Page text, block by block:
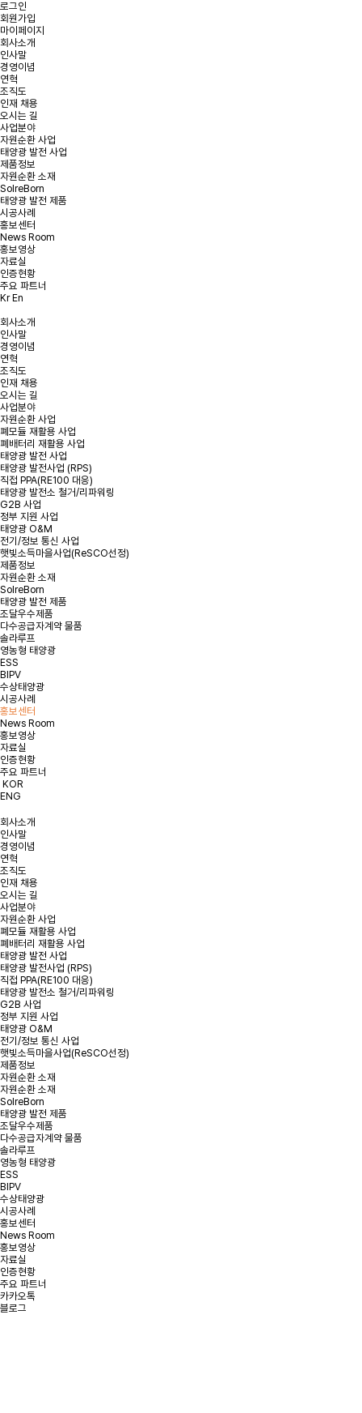
로그인
회원가입
마이페이지
회사소개
인사말
경영이념
연혁
조직도
인재 채용
오시는 길
사업분야
자원순환 사업
태양광 발전 사업
제품정보
자원순환 소재
SolreBorn
태양광 발전 제품
시공사례
홍보센터
News Room
홍보영상
자료실
인증현황
주요 파트너
Kr En
회사소개
인사말
경영이념
연혁
조직도
인재 채용
오시는 길
사업분야
자원순환 사업
폐모듈 재활용 사업
폐배터리 재활용 사업
태양광 발전 사업
태양광 발전사업 (RPS)
직접 PPA(RE100 대응)
태양광 발전소 철거/리파워링
G2B 사업
정부 지원 사업
태양광 O&M
전기/정보 통신 사업
햇빛소득마을사업(ReSCO선정)
제품정보
자원순환 소재
SolreBorn
태양광 발전 제품
조달우수제품
다수공급자계약 물품
솔라루프
영농형 태양광
ESS
BIPV
수상태양광
시공사례
홍보센터
News Room
홍보영상
자료실
인증현황
주요 파트너
KOR
ENG
회사소개
인사말
경영이념
연혁
조직도
인재 채용
오시는 길
사업분야
자원순환 사업
폐모듈 재활용 사업
폐배터리 재활용 사업
태양광 발전 사업
태양광 발전사업 (RPS)
직접 PPA(RE100 대응)
태양광 발전소 철거/리파워링
G2B 사업
정부 지원 사업
태양광 O&M
전기/정보 통신 사업
햇빛소득마을사업(ReSCO선정)
제품정보
자원순환 소재
자원순환 소재
SolreBorn
태양광 발전 제품
조달우수제품
다수공급자계약 물품
솔라루프
영농형 태양광
ESS
BIPV
수상태양광
시공사례
홍보센터
News Room
홍보영상
자료실
인증현황
주요 파트너
카카오톡
블로그
온라인 문의
문의사항을 남겨주시면 빠른 시일내에 연락을 드리겠습니다.
태양광 발전 및
리파워링 문의
*
*
*
*용량
*연락처
*지역 또는 주소
문의내용
첨부파일